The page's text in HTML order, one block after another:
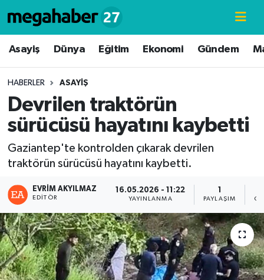
Asayiş Dünya Eğitim Ekonomi Gündem
HABERLER ASAYIŞ
Devrilen traktörün
sürücüsü hayatını kaybetti
Gaziantep'te kontrolden çıkarak devrilen
traktörün sürücüsü hayatını kaybetti.
EVRIM AKYILMAZ
EDITÖR
16.05.2026 - 11:22
YAYINLANMA PAYLAŞIM
Hava Durumu
Süper Lig Puan Durumu ve Fikstür
Tüm Manşetler
Son Dakika Haberleri
Haber Arşivi